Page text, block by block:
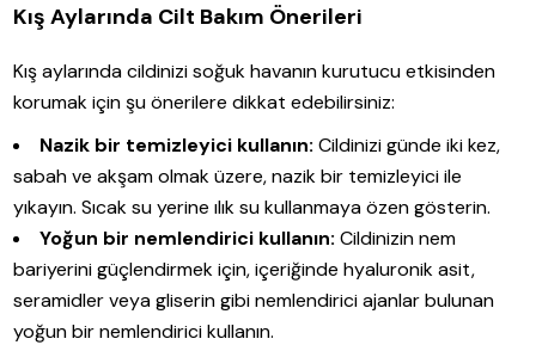
Kış Aylarında Cilt Bakım Önerileri
Kış aylarında cildinizi soğuk havanın kurutucu etkisinden
korumak için şu önerilere dikkat edebilirsiniz:
Nazik bir temizleyici kullanın: Cildinizi günde iki kez,
sabah ve akşam olmak üzere, nazik bir temizleyici ile
yıkayın. Sıcak su yerine ılık su kullanmaya özen gösterin.
Yoğun bir nemlendirici kullanın: Cildinizin nem
bariyerini güçlendirmek için, içeriğinde hyaluronik asit,
seramidler veya gliserin gibi nemlendirici ajanlar bulunan
yoğun bir nemlendirici kullanın.